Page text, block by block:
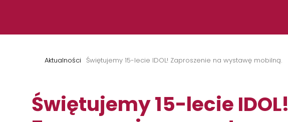
Aktualności Świętujemy 15-lecie IDOL! Zaproszenie na wystawę mobilną.
Świętujemy 15-lecie IDOL!